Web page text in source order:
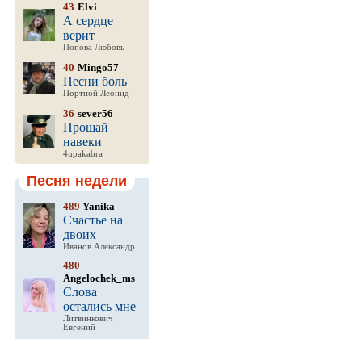
43 Elvi
А сердце
верит
Попова Любовь
40 Mingo57
Песни боль
Портной Леонид
36 sever56
Прощай
навеки
4upakabra
Песня недели
489 Yanika
Счастье на
двоих
Иванов Александр
480
Angelochek_ms
Слова
остались мне
Литвинкович
Евгений